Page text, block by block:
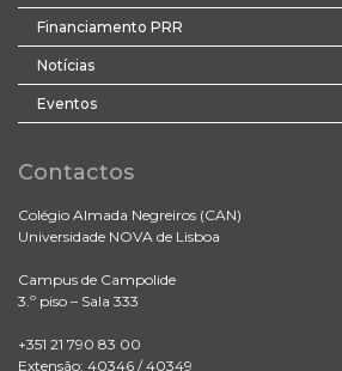
Financiamento PRR
Notícias
Eventos
Contactos
Colégio Almada Negreiros (CAN)
Universidade NOVA de Lisboa
Campus de Campolide
3.º piso – Sala 333
+351 21 790 83 00
Extensão: 40346 / 40349